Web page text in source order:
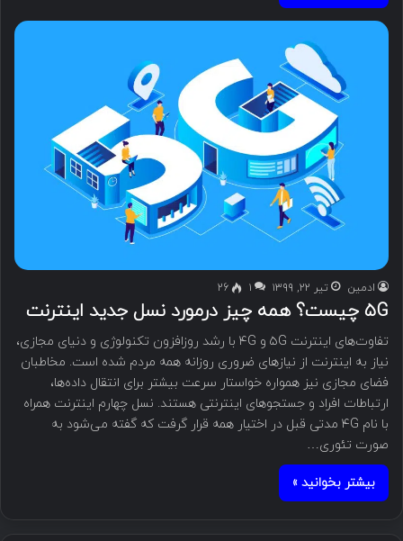
ادمین تیر ۲۲, ۱۳۹۹ ۱ 26
۵G چیست؟ همه چیز درمورد نسل جدید اینترنت
تفاوت‌های اینترنت ۵G و ۴G با رشد روزافزون تکنولوژی و دنیای مجازی،
نیاز به اینترنت از نیازهای ضروری روزانه همه مردم شده است. مخاطبان
فضای مجازی نیز همواره خواستار سرعت بیشتر برای انتقال داده‌ها،
ارتباطات افراد و جستجوهای اینترنتی هستند. نسل چهارم اینترنت همراه
با نام ۴G مدتی قبل در اختیار همه قرار گرفت که گفته می‌شود به
صورت تئوری…
بیشتر بخوانید »